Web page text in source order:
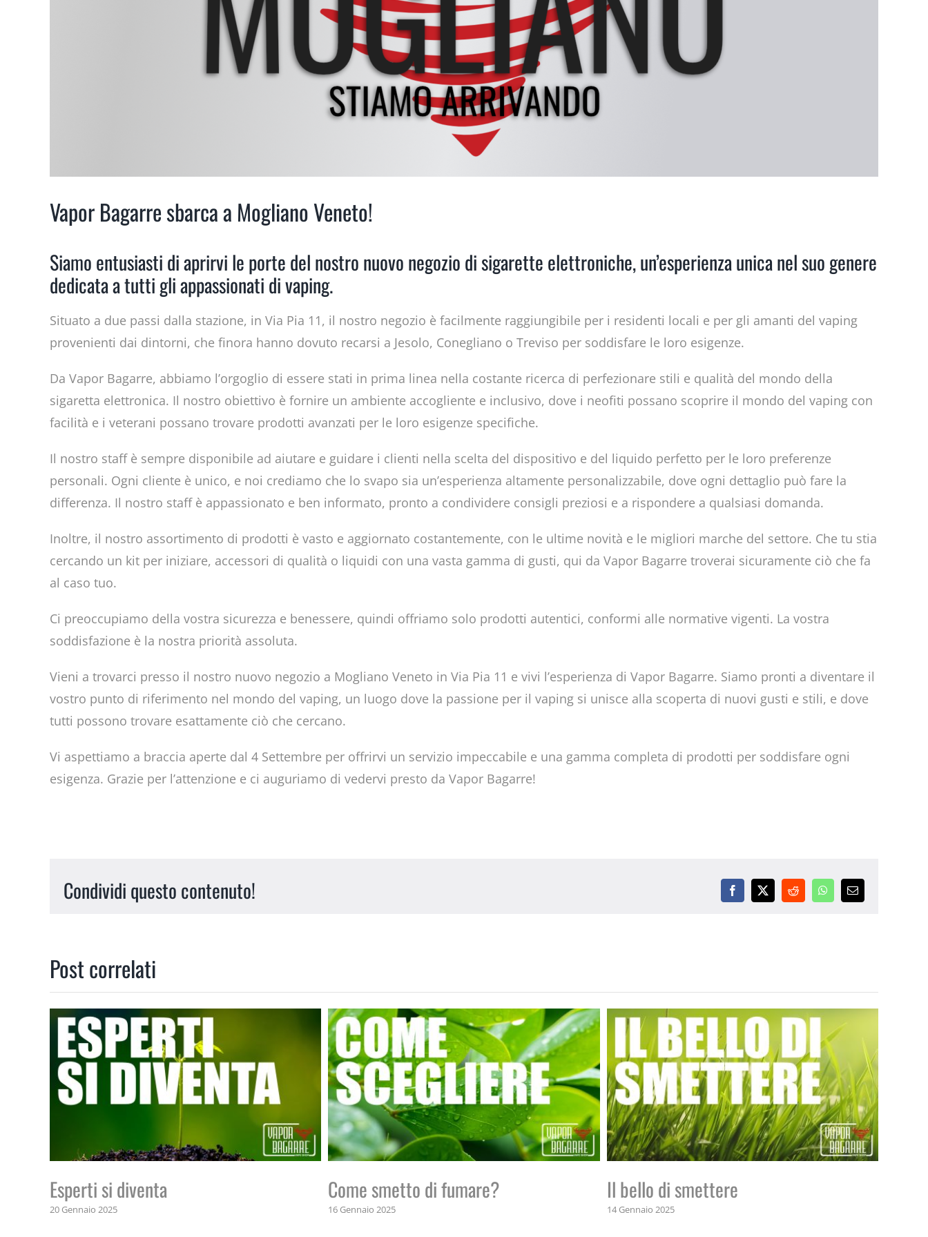
Vapor Bagarre sbarca a Mogliano Veneto!
Siamo entusiasti di aprirvi le porte del nostro nuovo negozio di sigarette elettroniche, un’esperienza unica nel suo genere
dedicata a tutti gli appassionati di vaping.
Situato a due passi dalla stazione, in Via Pia 11, il nostro negozio è facilmente raggiungibile per i residenti locali e per gli amanti del vaping
provenienti dai dintorni, che finora hanno dovuto recarsi a Jesolo, Conegliano o Treviso per soddisfare le loro esigenze.
Da Vapor Bagarre, abbiamo l’orgoglio di essere stati in prima linea nella costante ricerca di perfezionare stili e qualità del mondo della
sigaretta elettronica. Il nostro obiettivo è fornire un ambiente accogliente e inclusivo, dove i neofiti possano scoprire il mondo del vaping con
facilità e i veterani possano trovare prodotti avanzati per le loro esigenze specifiche.
Il nostro staff è sempre disponibile ad aiutare e guidare i clienti nella scelta del dispositivo e del liquido perfetto per le loro preferenze
personali. Ogni cliente è unico, e noi crediamo che lo svapo sia un’esperienza altamente personalizzabile, dove ogni dettaglio può fare la
differenza. Il nostro staff è appassionato e ben informato, pronto a condividere consigli preziosi e a rispondere a qualsiasi domanda.
Inoltre, il nostro assortimento di prodotti è vasto e aggiornato costantemente, con le ultime novità e le migliori marche del settore. Che tu stia
cercando un kit per iniziare, accessori di qualità o liquidi con una vasta gamma di gusti, qui da Vapor Bagarre troverai sicuramente ciò che fa
al caso tuo.
Ci preoccupiamo della vostra sicurezza e benessere, quindi offriamo solo prodotti autentici, conformi alle normative vigenti. La vostra
soddisfazione è la nostra priorità assoluta.
Vieni a trovarci presso il nostro nuovo negozio a Mogliano Veneto in Via Pia 11 e vivi l’esperienza di Vapor Bagarre. Siamo pronti a diventare il
vostro punto di riferimento nel mondo del vaping, un luogo dove la passione per il vaping si unisce alla scoperta di nuovi gusti e stili, e dove
tutti possono trovare esattamente ciò che cercano.
Vi aspettiamo a braccia aperte dal 4 Settembre per offrirvi un servizio impeccabile e una gamma completa di prodotti per soddisfare ogni
esigenza. Grazie per l’attenzione e ci auguriamo di vedervi presto da Vapor Bagarre!
Condividi questo contenuto! Facebook
X RedditWhatsApp
Email
Post correlati
Esperti si diventa
20 Gennaio 2025
Come smetto di fumare?
16 Gennaio 2025
Il bello di smettere
14 Gennaio 2025